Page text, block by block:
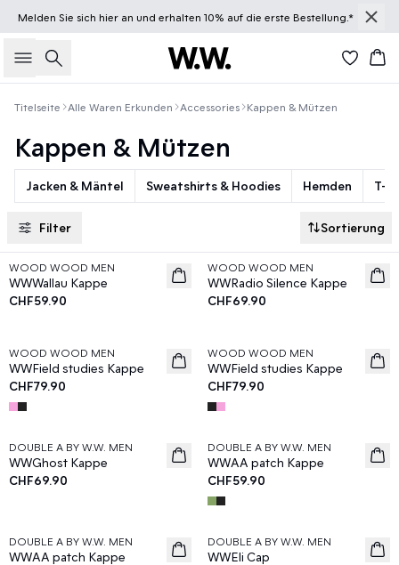
Melden Sie sich hieran und erhalten 10% auf die erste Bestellung.*
Suche
Titelseite Alle Waren Erkunden Accessories Kappen & Mützen
Kappen & Mützen
Jacken & Mäntel Sweatshirts & Hoodies Hemden T-
Filter Sortierung
News
WOOD WOOD MEN
WWWallau Kappe
CHF59.90
News
WOOD WOOD MEN
WWRadio Silence Kappe
CHF69.90
News
WOOD WOOD MEN
WWField studies Kappe
CHF79.90
News
WOOD WOOD MEN
WWField studies Kappe
CHF79.90
News
DOUBLE A BY W.W. MEN
WWGhost Kappe
CHF69.90
News
DOUBLE A BY W.W. MEN
WWAA patch Kappe
CHF59.90
News
DOUBLE A BY W.W. MEN
WWAA patch Kappe
News
DOUBLE A BY W.W. MEN
WWEli Cap